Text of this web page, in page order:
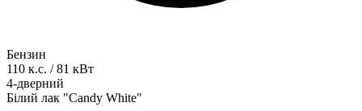
Бензин
110 к.с. / 81 кВт
4-дверний
Білий лак "Candy White"